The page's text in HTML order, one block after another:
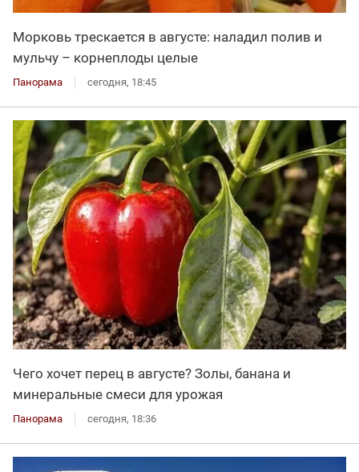
Морковь трескается в августе: наладил полив и
мульчу – корнеплоды целые
Панорама сегодня, 18:45
Чего хочет перец в августе? Золы, банана и
минеральные смеси для урожая
Панорама сегодня, 18:36